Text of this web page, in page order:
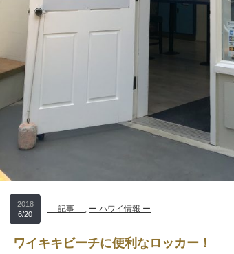
2018
6/20
― 記事 ―, ー ハワイ情報 ー
ワイキキビーチに便利なロッカー！